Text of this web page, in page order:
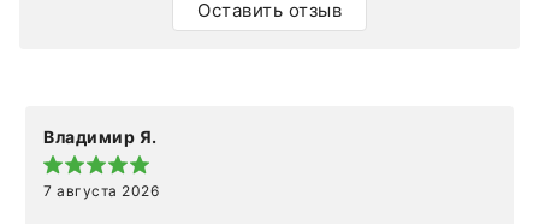
Оставить отзыв
Владимир Я.
7 августа 2026